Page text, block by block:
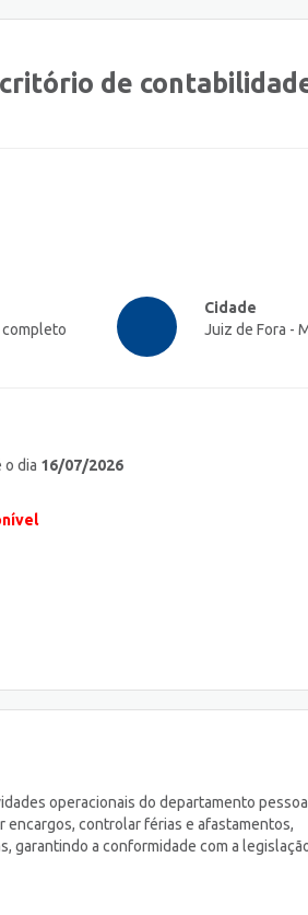
de
completo
Cidade
Juiz de Fora -
o dia 16/07/2026
operacionais do departamento
encargos, controlar férias e afastamentos,
garantindo a conformidade com a